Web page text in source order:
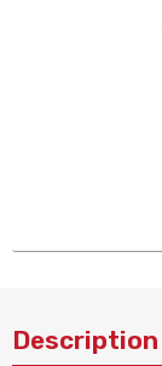
Description